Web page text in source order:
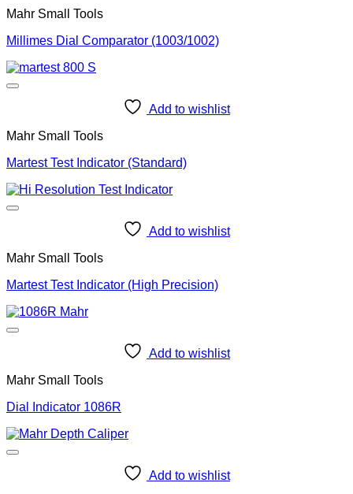
Mahr Small Tools
Millimes Dial Comparator (1003/1002)
Add to wishlist
Mahr Small Tools
Martest Test Indicator (Standard)
Add to wishlist
Mahr Small Tools
Martest Test Indicator (High Precision)
Add to wishlist
Mahr Small Tools
Dial Indicator 1086R
Add to wishlist